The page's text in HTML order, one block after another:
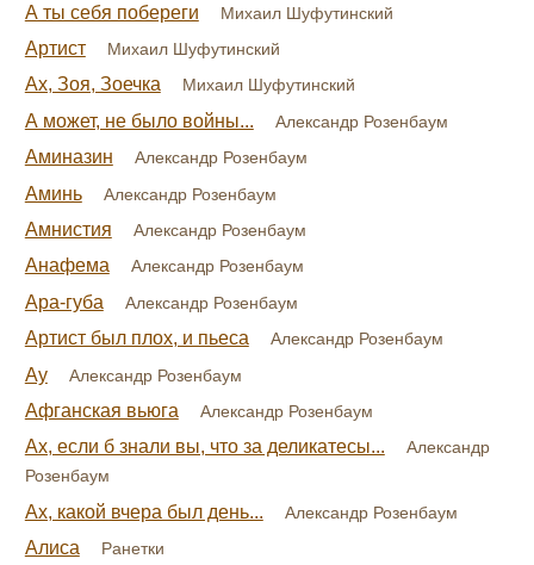
А ты себя побереги Михаил Шуфутинский
Артист Михаил Шуфутинский
Ах, Зоя, Зоечка Михаил Шуфутинский
А может, не было войны... Александр Розенбаум
Аминазин Александр Розенбаум
Аминь Александр Розенбаум
Амнистия Александр Розенбаум
Анафема Александр Розенбаум
Ара-губа Александр Розенбаум
Артист был плох, и пьеса Александр Розенбаум
Ау Александр Розенбаум
Афганская вьюга Александр Розенбаум
Ах, если б знали вы, что за деликатесы...
Александр
Розенбаум
Ах, какой вчера был день... Александр Розенбаум
Алиса Ранетки